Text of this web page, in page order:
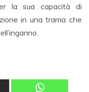
la sua capacità di
in una trama che